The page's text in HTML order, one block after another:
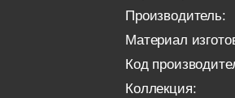
Производитель:
Материал
Код
Коллекция: